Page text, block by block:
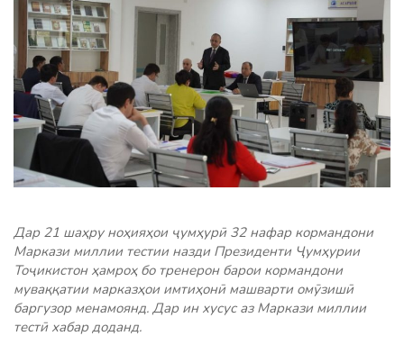
Дар 21 шаҳру ноҳияҳои ҷумҳурӣ 32 нафар кормандони
Маркази миллии тестии назди Президенти Ҷумҳурии
Тоҷикистон ҳамроҳ бо тренерон барои кормандони
муваққатии марказҳои имтиҳонӣ машварти омӯзишӣ
баргузор менамоянд. Дар ин хусус аз Маркази миллии
тестӣ хабар доданд.